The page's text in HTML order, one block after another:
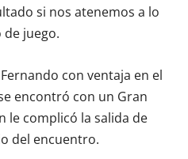
si nos atenemos a lo
juego.
con ventaja en el
encontró con un Gran
le complicó la salida de
del encuentro.